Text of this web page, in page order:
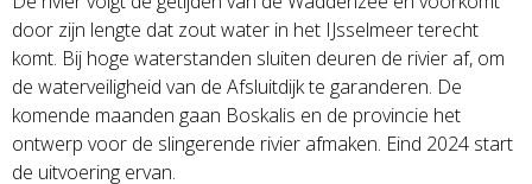
door zijn lengte dat zout water in het IJsselmeer terecht
komt. Bij hoge waterstanden sluiten deuren de rivier af, om
de waterveiligheid van de Afsluitdijk te garanderen. De
komende maanden gaan Boskalis en de provincie het
ontwerp voor de slingerende rivier afmaken. Eind 2024 start
de uitvoering ervan.